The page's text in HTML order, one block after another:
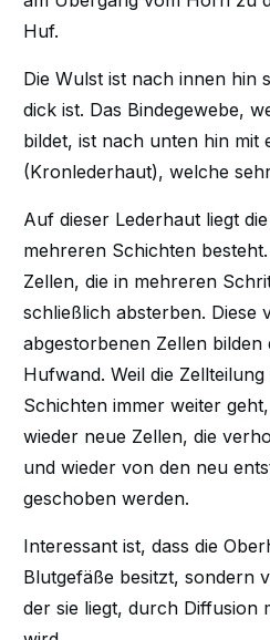
Huf.
Die Wulst ist nach innen hin
dick ist. Das Bindegewebe,
bildet, ist nach unten hin mit
(Kronlederhaut), welche
Auf dieser Lederhaut liegt
mehreren Schichten
Zellen, die in mehreren
schließlich absterben. Diese
abgestorbenen Zellen bilden
Hufwand. Weil die
Schichten immer weiter
wieder neue Zellen, die
und wieder von den neu
geschoben werden.
Interessant ist, dass die
Blutgefäße besitzt, sondern
der sie liegt, durch Diffusion